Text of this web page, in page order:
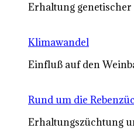
Erhaltung genetischer
Klimawandel
Einfluß auf den
Rund um die
Erhaltungszüchtung